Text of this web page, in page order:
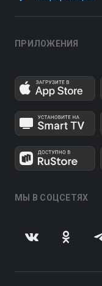
ПРИЛОЖЕНИЯ
МЫ В СОЦСЕТЯХ